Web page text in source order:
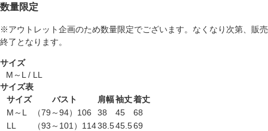
数量限定
※アウトレット企画のため数量限定でございます。なくなり次第、販売
終了となります。
サイズ
M～L / LL
サイズ表
サイズ
バスト 肩幅袖丈着丈
M～L
（79～94）106 38 45
68
LL
（93～101）11438.545.569